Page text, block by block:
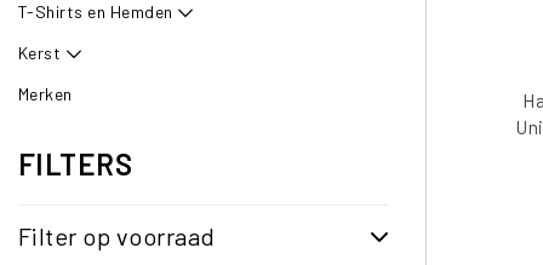
T-Shirts en Hemden
Kerst
Merken
FILTERS
Filter op voorraad